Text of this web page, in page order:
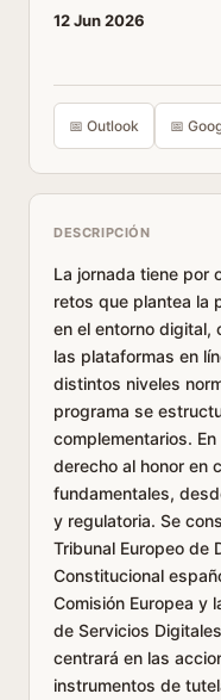
12 Jun 2026
📅 Outlook 📅
DESCRIPCIÓN
La jornada tiene por
retos que plantea la
en el entorno digital,
las plataformas en
distintos niveles
programa se
complementarios.
derecho al honor en
fundamentales,
y regulatoria. Se
Tribunal Europeo de
Constitucional
Comisión Europea y
de Servicios
centrará en las
instrumentos de